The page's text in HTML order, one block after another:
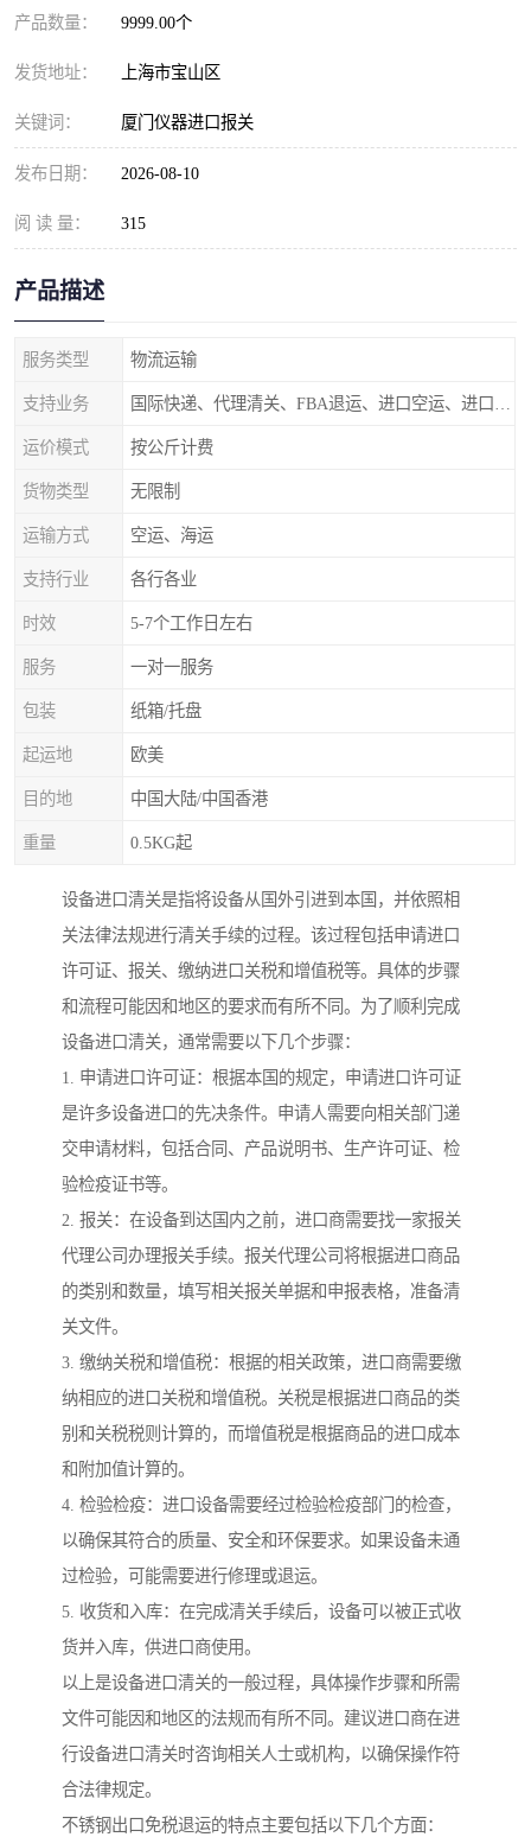
产品数量： 9999.00个
发货地址： 上海市宝山区
关键词： 厦门仪器进口报关
发布日期： 2026-08-10
阅 读 量： 315
产品描述
服务类型 物流运输
支持业务
运价模式 按公斤计费
货物类型 无限制
运输方式 空运、海运
支持行业 各行各业
时效 5-7个工作日左右
服务 一对一服务
包装 纸箱/托盘
起运地 欧美
目的地 中国大陆/中国香港
重量 0.5KG起
设备进口清关是指将设备从国外引进到本国，并依照相
关法律法规进行清关手续的过程。该过程包括申请进口
许可证、报关、缴纳进口关税和增值税等。具体的步骤
和流程可能因和地区的要求而有所不同。为了顺利完成
设备进口清关，通常需要以下几个步骤：
1. 申请进口许可证：根据本国的规定，申请进口许可证
是许多设备进口的先决条件。申请人需要向相关部门递
交申请材料，包括合同、产品说明书、生产许可证、检
验检疫证书等。
2. 报关：在设备到达国内之前，进口商需要找一家报关
代理公司办理报关手续。报关代理公司将根据进口商品
的类别和数量，填写相关报关单据和申报表格，准备清
关文件。
3. 缴纳关税和增值税：根据的相关政策，进口商需要缴
纳相应的进口关税和增值税。关税是根据进口商品的类
别和关税税则计算的，而增值税是根据商品的进口成本
和附加值计算的。
4. 检验检疫：进口设备需要经过检验检疫部门的检查，
以确保其符合的质量、安全和环保要求。如果设备未通
过检验，可能需要进行修理或退运。
5. 收货和入库：在完成清关手续后，设备可以被正式收
货并入库，供进口商使用。
以上是设备进口清关的一般过程，具体操作步骤和所需
文件可能因和地区的法规而有所不同。建议进口商在进
行设备进口清关时咨询相关人士或机构，以确保操作符
合法律规定。
不锈钢出口免税退运的特点主要包括以下几个方面：